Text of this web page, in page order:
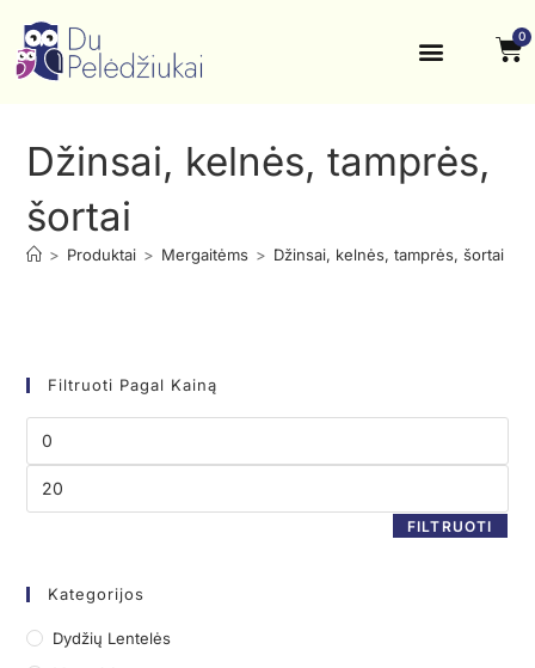
0
Džinsai, kelnės, tamprės,
šortai
> Produktai > Mergaitėms > Džinsai, kelnės, tamprės, šortai
Filtruoti Pagal Kainą
FILTRUOTI
Kategorijos
Dydžių Lentelės